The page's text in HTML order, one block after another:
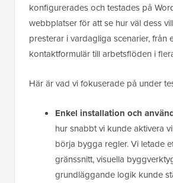
konfigurerades och testades på
webbplatser för att se hur väl dess
presterar i vardagliga scenarier, från
kontaktformulär till arbetsflöden i
Här är vad vi fokuserade på under
Enkel installation och
hur snabbt vi kunde aktivera
börja bygga regler. Vi letade
gränssnitt, visuella
grundläggande logik kunde